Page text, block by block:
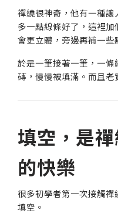
禪繞很神奇，他有一種
多一點線條好了，這裡
會更立體，旁邊再補一些
於是一筆接著一筆，一
磚，慢慢被填滿。而且老
填空，是
的快樂
很多初學者第一次接觸
填空。